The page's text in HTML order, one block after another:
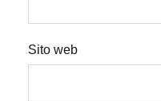
Sito web